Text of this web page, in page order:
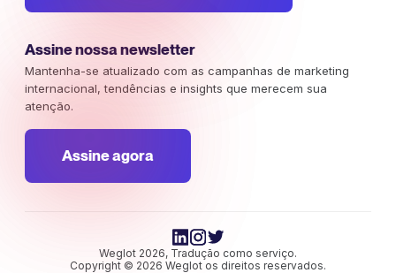
Assine nossa newsletter
Mantenha-se atualizado com as campanhas de marketing
internacional, tendências e insights que merecem sua
atenção.
Assine agora
Weglot 2026, Tradução como serviço.
Copyright © 2026 Weglot os direitos reservados.